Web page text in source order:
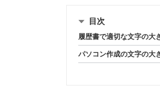
目次
履歴書で適切な文字の大
パソコン作成の文字の大